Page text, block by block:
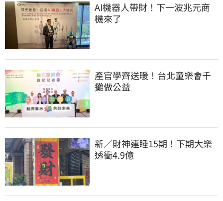
AI機器人帶財！下一波兆元商
機來了
產官學齊送暖！台北童樂會千
攤做公益
新／財神連睡15期！下期大樂
透衝4.9億